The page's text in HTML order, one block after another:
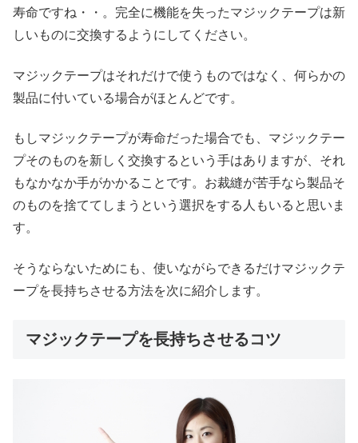
寿命ですね・・。完全に機能を失ったマジックテープは新
しいものに交換するようにしてください。
マジックテープはそれだけで使うものではなく、何らかの
製品に付いている場合がほとんどです。
もしマジックテープが寿命だった場合でも、マジックテー
プそのものを新しく交換するという手はありますが、それ
もなかなか手がかかることです。お裁縫が苦手なら製品そ
のものを捨ててしまうという選択をする人もいると思いま
す。
そうならないためにも、使いながらできるだけマジックテ
ープを長持ちさせる方法を次に紹介します。
マジックテープを長持ちさせるコツ